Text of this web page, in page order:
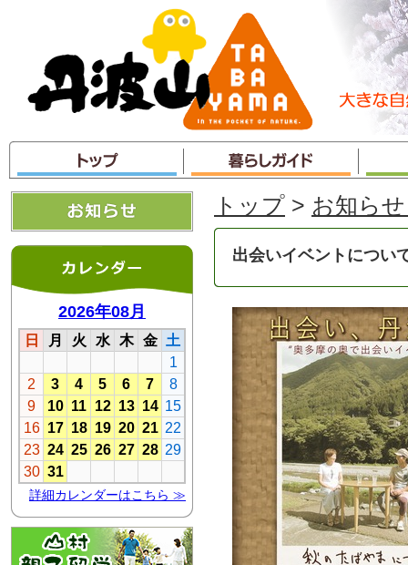
ャ
ン
プ
トップ > お知ら
出会いイベントについ